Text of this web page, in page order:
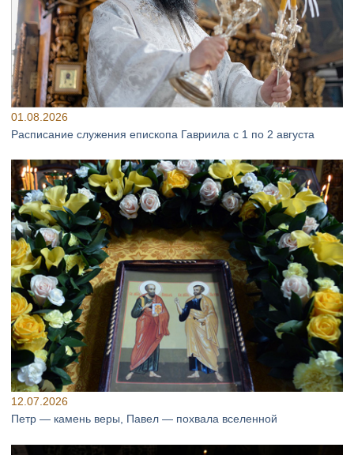
01.08.2026
Расписание служения епископа Гавриила с 1 по 2 августа
12.07.2026
Петр — камень веры, Павел — похвала вселенной